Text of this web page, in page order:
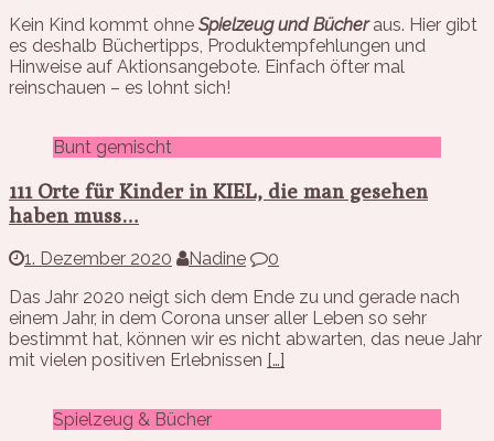
Kein Kind kommt ohne Spielzeug und Bücheraus. Hier gibt
es deshalb Büchertipps, Produktempfehlungen und
Hinweise auf Aktionsangebote. Einfach öfter mal
reinschauen – es lohnt sich!
Bunt gemischt
111 Orte für Kinder in KIEL, die man gesehen
haben muss…
1. Dezember 2020 Nadine
0
Das Jahr 2020 neigt sich dem Ende zu und gerade nach
einem Jahr, in dem Corona unser aller Leben so sehr
bestimmt hat, können wir es nicht abwarten, das neue Jahr
mit vielen positiven Erlebnissen […]
Spielzeug & Bücher